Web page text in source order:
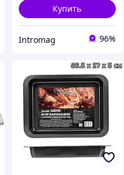
Купить
Intromag 96%